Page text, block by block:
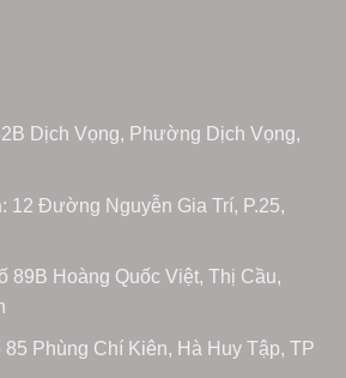
Dịch Vọng, Phường Dịch Vọng,
: 12 Đường Nguyễn Gia Trí, P.25,
89B Hoàng Quốc Việt, Thị Cầu,
85 Phùng Chí Kiên, Hà Huy Tập, TP